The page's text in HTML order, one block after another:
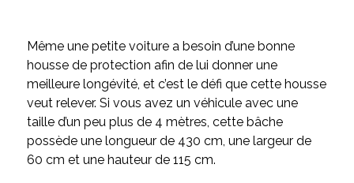
Même une petite voiture a besoin d’une bonne
housse de protection afin de lui donner une
meilleure longévité, et c’est le défi que cette housse
veut relever. Si vous avez un véhicule avec une
taille d’un peu plus de 4 mètres, cette bâche
possède une longueur de 430 cm, une largeur de
60 cm et une hauteur de 115 cm.